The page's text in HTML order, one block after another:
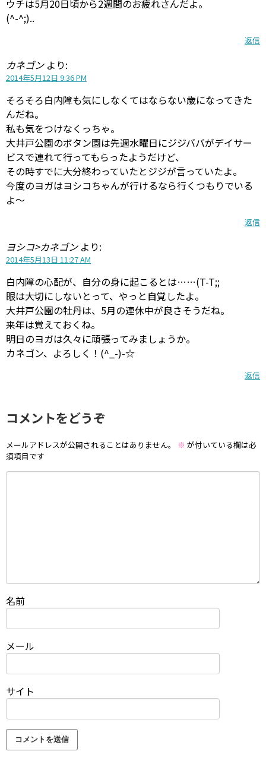
ウチは5月20日頃から2週間のお疲れさんだよ。
(^-^;)..
返信
カネゴン より:
2014年5月12日 9:36 PM
そろそろ白内障も気にしなくてはならない歳になってきた
んだね。
私も気をつけなくっちゃ。
大井戸公園のボタン園は先週水曜日にジジババがデイサー
ビスで連れて行ってもらったようだけど、
その時すでに大分終わっていたとジジが言っていたよ。
今度のヨガはヨシコちゃんが行けるなら行くつもりでいる
よ～
返信
ヨシコ>カネゴン より:
2014年5月13日 11:27 AM
白内障の心配が、自分の身に起こるとは……(T-T;;
眼は大切にしないとって、やっと自覚したよ。
大井戸公園の牡丹は、5月の連休中が良さそうだね。
来年は覚えておくね。
明日のヨガは久々に頑張ってみましょうか。
カネゴン、よろしく！(^_-)-☆
返信
コメントをどうぞ
メールアドレスが公開されることはありません。 ※ が付いている欄は必
須項目です
名前
メール
サイト